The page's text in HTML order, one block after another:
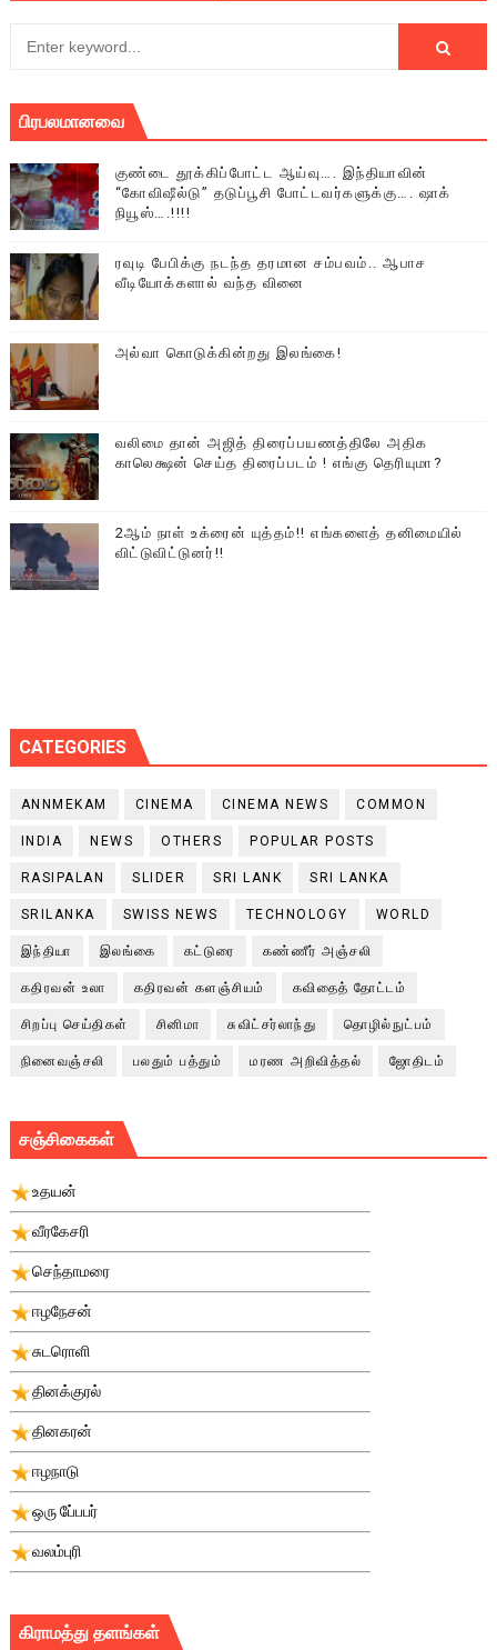
பிரபலமானவை
குண்டை தூக்கிப்போட்ட ஆய்வு…. இந்தியாவின்
“கோவிஷீல்டு” தடுப்பூசி போட்டவர்களுக்கு…. ஷாக்
நியூஸ்….!!!!
ரவுடி பேபிக்கு நடந்த தரமான சம்பவம்.. ஆபாச
வீடியோக்களால் வந்த வினை
அல்வா கொடுக்கின்றது இலங்கை!
வலிமை தான் அஜித் திரைப்பயணத்திலே அதிக
காலெக்ஷன் செய்த திரைப்படம் ! எங்கு தெரியுமா?
2ஆம் நாள் உக்ரைன் யுத்தம்!! எங்களைத் தனிமையில்
விட்டுவிட்டுனர்!!
CATEGORIES
ANNMEKAM CINEMA CINEMA NEWS COMMON
INDIA NEWS OTHERS POPULAR POSTS
RASIPALAN SLIDER SRI LANK SRI LANKA
SRILANKA SWISS NEWS TECHNOLOGY WORLD
இந்தியா இலங்கை கட்டுரை கண்ணீர் அஞ்சலி
கதிரவன் உலா கதிரவன் களஞ்சியம் கவிதைத் தோட்டம்
சிறப்பு செய்திகள் சினிமா சுவிட்சர்லாந்து தொழில்நுட்பம்
நினைவஞ்சலி பலதும் பத்தும் மரண அறிவித்தல் ஜோதிடம்
சஞ்சிகைகள்
உதயன்
வீரகேசரி
செந்தாமரை
ஈழநேசன்
சுடரொளி
தினக்குரல்
தினகரன்
ஈழநாடு
ஒரு பே்பபர்
வலம்புரி
கிராமத்து தளங்கள்